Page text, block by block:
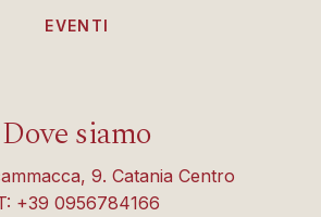
EVENTI
Dove siamo
9. Catania Centro
+39 0956784166